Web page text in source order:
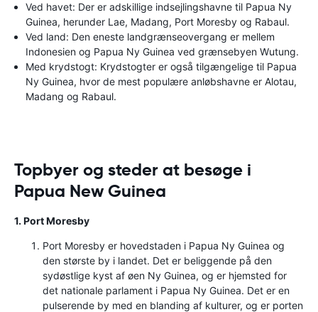
Ved havet: Der er adskillige indsejlingshavne til Papua Ny
Guinea, herunder Lae, Madang, Port Moresby og Rabaul.
Ved land: Den eneste landgrænseovergang er mellem
Indonesien og Papua Ny Guinea ved grænsebyen Wutung.
Med krydstogt: Krydstogter er også tilgængelige til Papua
Ny Guinea, hvor de mest populære anløbshavne er Alotau,
Madang og Rabaul.
Topbyer og steder at besøge i
Papua New Guinea
1. Port Moresby
Port Moresby er hovedstaden i Papua Ny Guinea og
den største by i landet. Det er beliggende på den
sydøstlige kyst af øen Ny Guinea, og er hjemsted for
det nationale parlament i Papua Ny Guinea. Det er en
pulserende by med en blanding af kulturer, og er porten